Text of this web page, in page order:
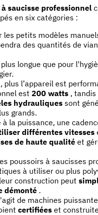
saucisse professionnel
en six catégories :
les petits modèles
des quantités de
longue que pour
l’appareil est
est 200 watts, tandis
hydrauliquessont
grands.
la puissance, une
différentes vitesses
de haute qualitéet
poussoirs à saucisses
à utiliser ou plus
construction peut
démonté.
de machines
certifiéeset